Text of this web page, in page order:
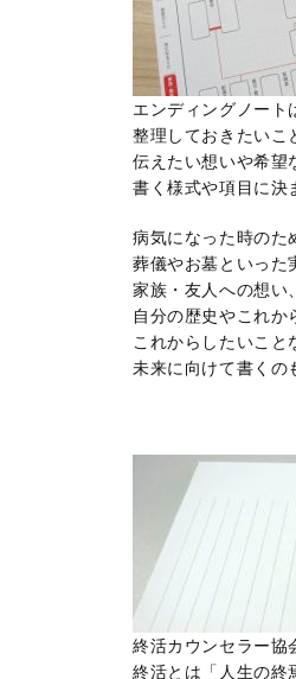
エンディングノート
整理しておきたいこ
伝えたい想いや希望
書く様式や項目に決
病気になった時のた
葬儀やお墓といった
家族・友人への想い、
自分の歴史やこれか
これからしたいこと
未来に向けて書くの
終活カウンセラー協
終活とは「人生の終